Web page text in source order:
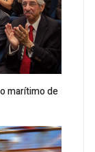
marítimo de